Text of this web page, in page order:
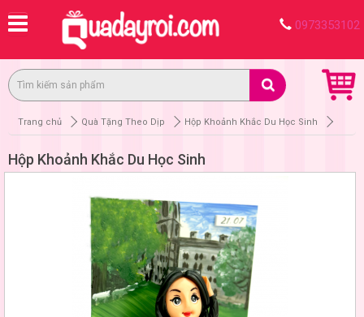
0973353102
Trang chủ Quà Tặng Theo Dịp Hộp Khoảnh Khắc Du Học Sinh
Hộp Khoảnh Khắc Du Học Sinh